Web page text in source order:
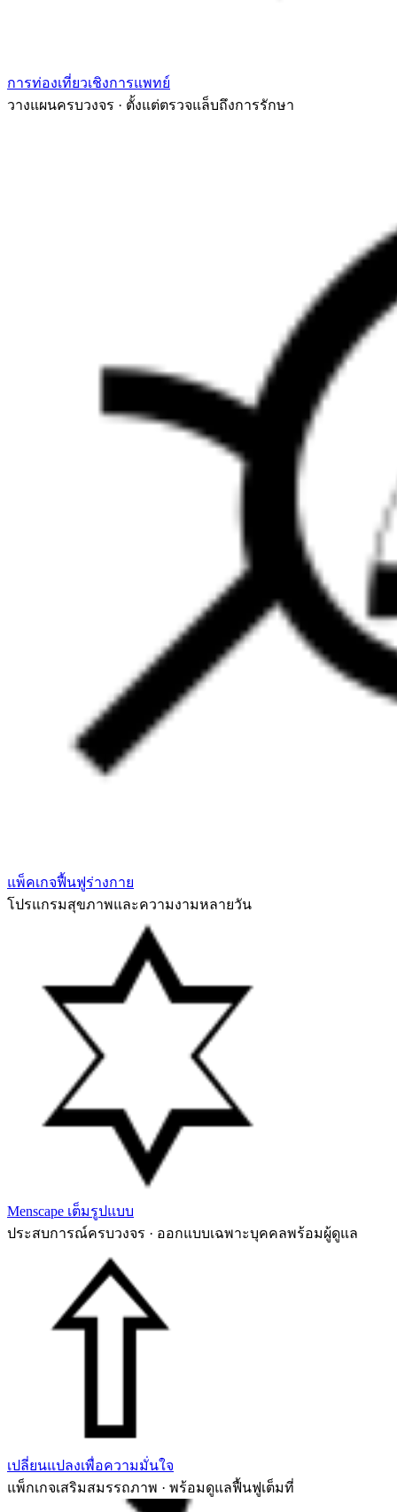
การท่องเที่ยวเชิงการแพทย์
วางแผนครบวงจร · ตั้งแต่ตรวจแล็บถึงการรักษา
แพ็คเกจฟื้นฟูร่างกาย
โปรแกรมสุขภาพและความงามหลายวัน
Menscape เต็มรูปแบบ
ประสบการณ์ครบวงจร · ออกแบบเฉพาะบุคคลพร้อมผู้ดูแล
เปลี่ยนแปลงเพื่อความมั่นใจ
แพ็กเกจเสริมสมรรถภาพ · พร้อมดูแลฟื้นฟูเต็มที่